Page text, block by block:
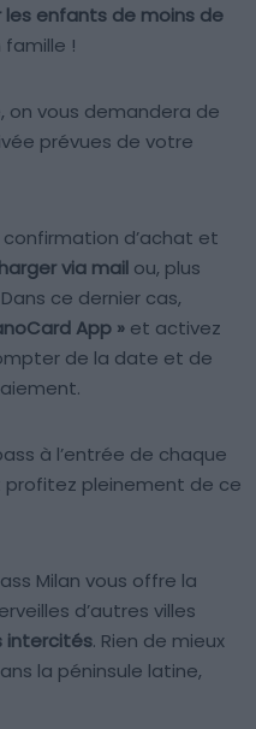
enfants de moins de
famille !
vous demandera de
prévues de votre
confirmation d’achat et
via mail ou, plus
Dans ce dernier cas,
App » et activez
de la date et de
à l’entrée de chaque
pleinement de ce
Milan vous offre la
d’autres villes
intercités. Rien de mieux
la péninsule latine,